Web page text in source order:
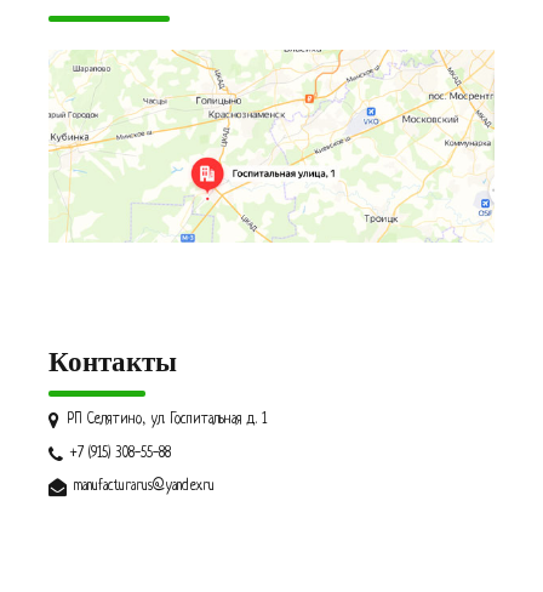
Контакты
РП Селятино, ул. Госпитальная д. 1
+7 (915) 308-55-88
manufacturarus@yandex.ru